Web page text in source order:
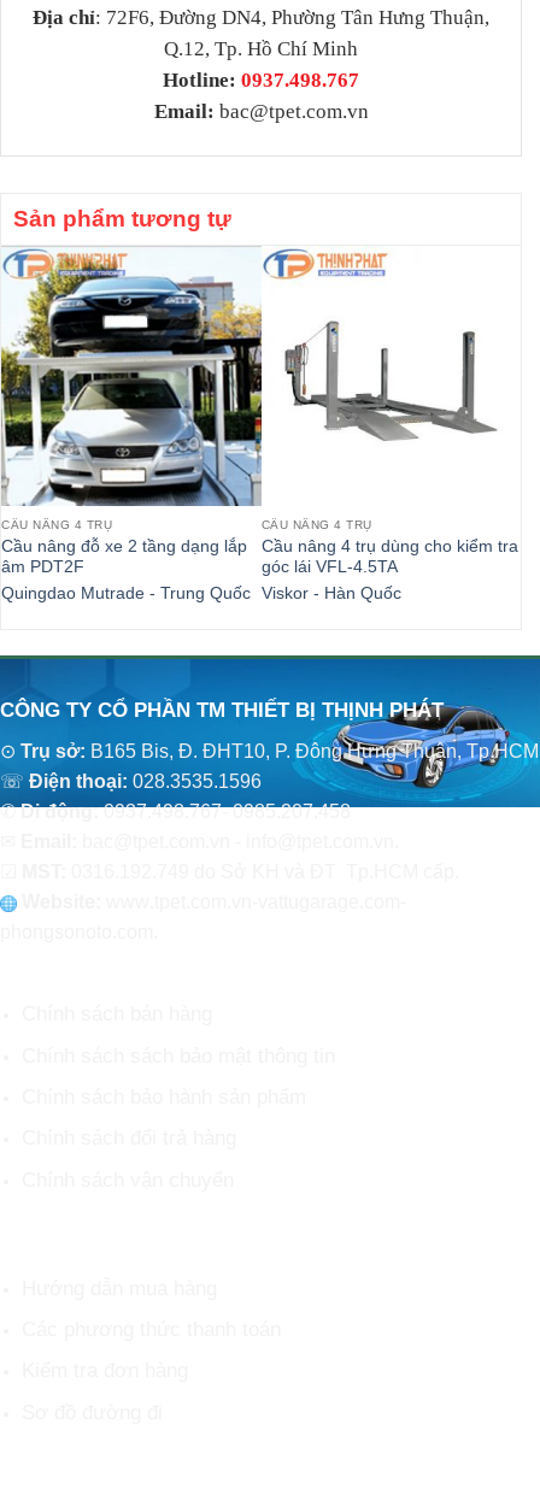
Địa chỉ: 72F6, Đường DN4, Phường Tân Hưng Thuận,
Q.12, Tp. Hồ Chí Minh
Hotline: 0937.498.767
Email: bac@tpet.com.vn
Sản phẩm tương tự
CẦU NÂNG 4 TRỤ
Cầu nâng đỗ xe 2 tầng dạng lắp
âm PDT2F
Quingdao Mutrade - Trung Quốc
CẦU NÂNG 4 TRỤ
Cầu nâng 4 trụ dùng cho kiểm tra
góc lái VFL-4.5TA
Viskor - Hàn Quốc
CÔNG TY CỔ PHẦN TM THIẾT BỊ THỊNH PHÁT
⊙ Trụ sở: B165 Bis, Đ. ĐHT10, P. Đông Hưng Thuận, Tp.HCM
☏ Điện thoại: 028.3535.1596
✆Di động:0937.498.767- 0985.207.458